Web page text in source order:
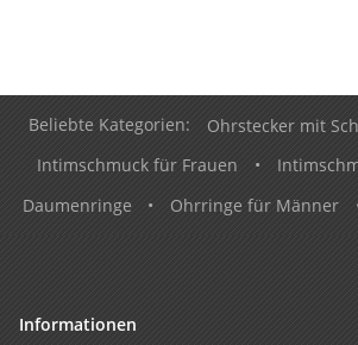
Beliebte Kategorien: Ohrstecker mit
Intimschmuck für Frauen
•
Daumenringe
• Ohrringe für Männer
Informationen